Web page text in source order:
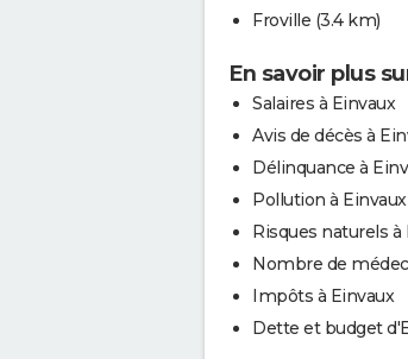
Froville (3.4 km)
En savoir plus
Salaires à Einvaux
Avis de décès à
Délinquance à
Pollution à Einvaux
Risques naturels à
Nombre de
Impôts à Einvaux
Dette et budget